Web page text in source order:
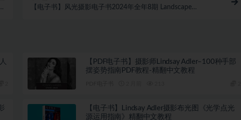
【电子书】风光摄影电子书2024年全年8期 Landscape
【PDF电子书】摄影师Lindsay Adler–100种手部
摆姿势指南PDF教程-精翻中文教程
【电子书】Lindsay Adler摄影布光图《光学点光
源运用指南》精翻中文教程